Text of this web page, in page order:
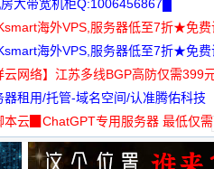
房大带宽机柜Q:1006456867█
海外VPS,服务器低至7折★免费
海外VPS,服务器低至7折★免费
云网络】江苏多线BGP高防仅需399
器租用/托管-域名空间/认准腾佑科技
本云▉ChatGPT专用服务器 最低仅需
/月